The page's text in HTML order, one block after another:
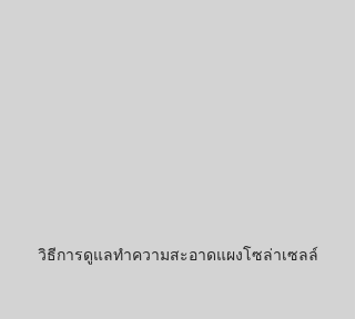
วิธีการดูแลทำความสะอาดแผงโซล่าเซลล์